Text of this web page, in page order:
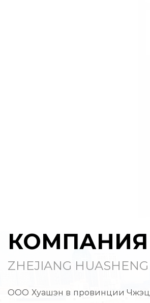
КОМПАНИЯ
ZHEJIANG
ООО Хуашэн в провинции